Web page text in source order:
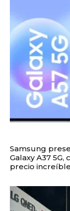
Samsung
Galaxy A37
precio increíble